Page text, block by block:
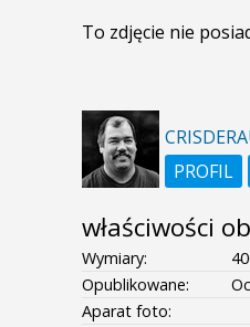
To zdjęcie nie
PROFIL
właściwości
Wymiary:
Opublikowane:
Aparat foto: